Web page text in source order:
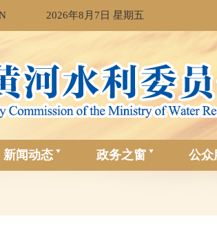
2026年8月7日 星期五
新闻动态 政务之窗 公众